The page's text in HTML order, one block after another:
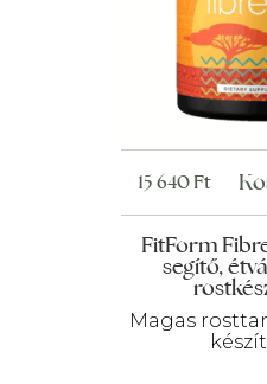
FitForm
segítő,
Magas
15 640Ft